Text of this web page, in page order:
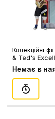
Колекційні
& Ted's
Bill and Ted
Deluxe),
Немає в